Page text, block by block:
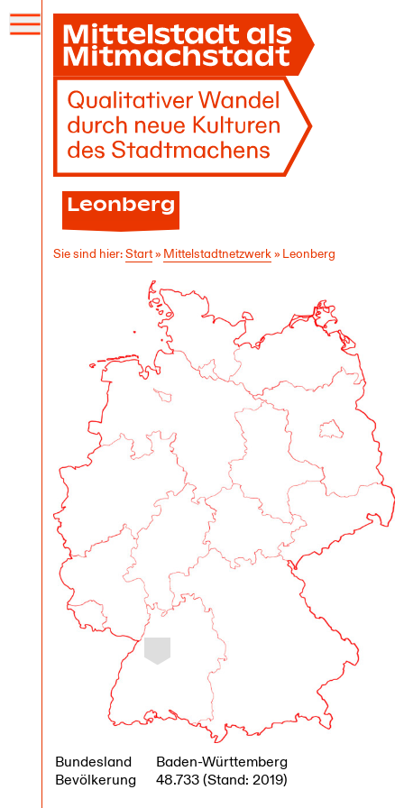
Menü
öffnen
Leonberg
Sie sind hier:Start» Mittelstadt­netzwerk» Leonberg
Bundesland
Baden-Württemberg
Bevölkerung
48.733 (Stand: 2019)